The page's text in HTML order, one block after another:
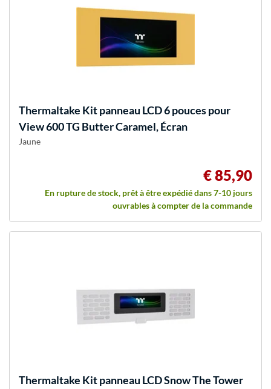
Thermaltake Kit panneau LCD 6 pouces pour
View 600 TG Butter Caramel, Écran
Jaune
€ 85,90
En rupture de stock, prêt à être expédié dans 7-10 jours
ouvrables à compter de la commande
Thermaltake Kit panneau LCD Snow The Tower